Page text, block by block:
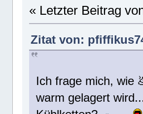
« Letzter Beitrag
Zitat von:
Ich frage mich, wie
warm gelagert